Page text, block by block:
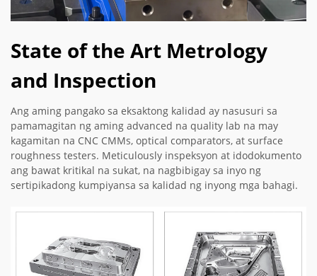
State of the Art Metrology
and Inspection
Ang aming pangako sa eksaktong kalidad ay nasusuri sa
pamamagitan ng aming advanced na quality lab na may
kagamitan na CNC CMMs, optical comparators, at surface
roughness testers. Meticulously inspeksyon at idodokumento
ang bawat kritikal na sukat, na nagbibigay sa inyo ng
sertipikadong kumpiyansa sa kalidad ng inyong mga bahagi.